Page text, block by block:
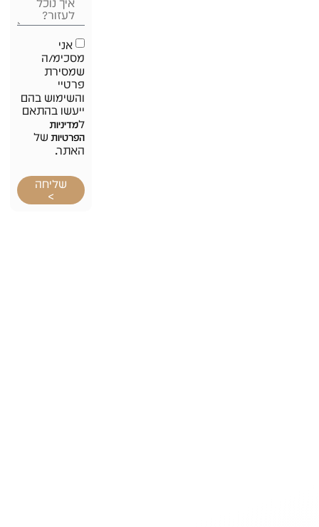
אני
מסכימ/ה
שמסירת
פרטיי
והשימוש בהם
ייעשו בהתאם
למדיניות
הפרטיות של
האתר.
שליחה
>